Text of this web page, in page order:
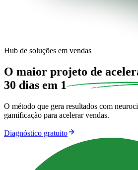
Hub de soluções em vendas
O maior projeto de
30 dias em 1
O método que gera resultados com
gamificação para acelerar vendas.
Diagnóstico gratuito